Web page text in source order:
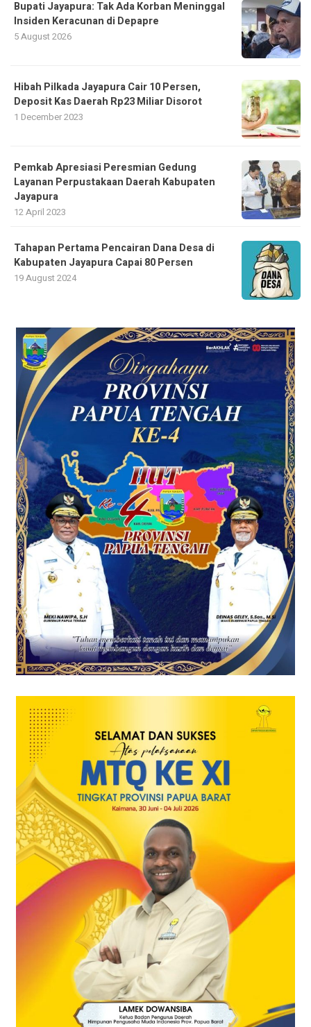
Bupati Jayapura: Tak Ada Korban Meninggal
Insiden Keracunan di Depapre
5 August 2026
Hibah Pilkada Jayapura Cair 10 Persen,
Deposit Kas Daerah Rp23 Miliar Disorot
1 December 2023
Pemkab Apresiasi Peresmian Gedung
Layanan Perpustakaan Daerah Kabupaten
Jayapura
12 April 2023
Tahapan Pertama Pencairan Dana Desa di
Kabupaten Jayapura Capai 80 Persen
19 August 2024